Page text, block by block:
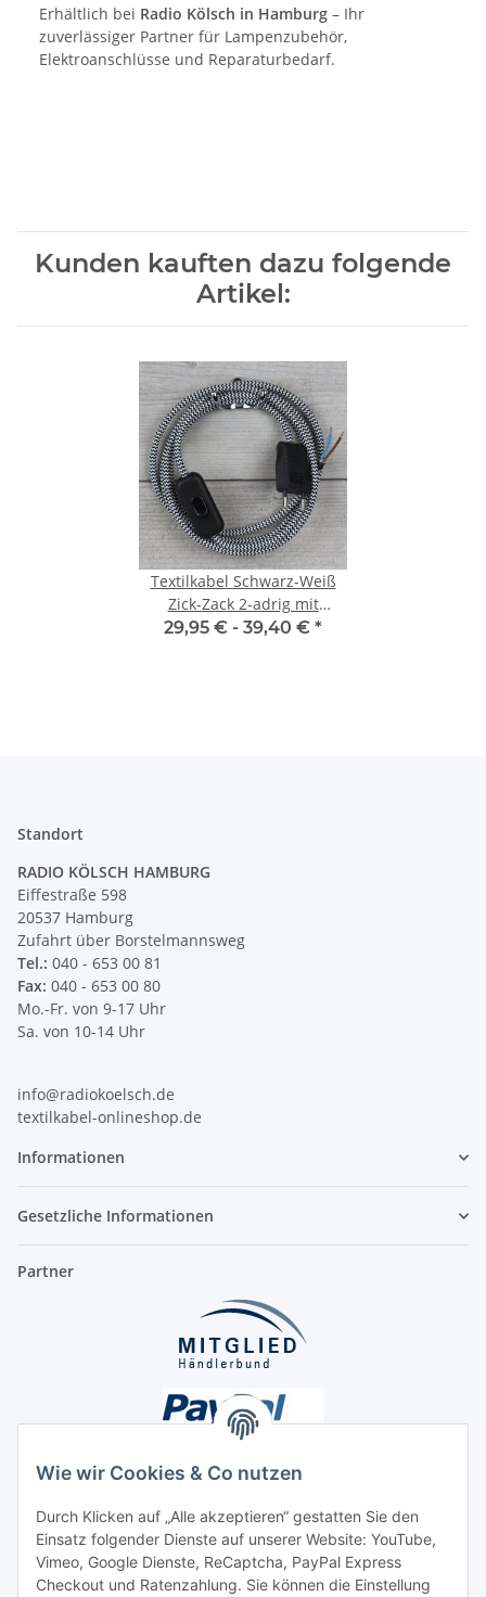
Wie wir Cookies & Co nutzen
Durch Klicken auf „Alle akzeptieren“ gestatten Sie den
Einsatz folgender Dienste auf unserer Website: YouTube,
Vimeo, Google Dienste, ReCaptcha, PayPal Express
Checkout und Ratenzahlung. Sie können die Einstellung
Erhältlich bei Radio Kölsch in Hamburg – Ihr
zuverlässiger Partner für Lampenzubehör,
Elektroanschlüsse und Reparaturbedarf.
Kunden kauften dazu folgende
Artikel:
Textilkabel Schwarz-Weiß
Zick-Zack 2-adrig mit
Schnurschalter und Euro-
29,95 € - 39,40 € *
Standort
RADIO KÖLSCH HAMBURG
Eiffestraße 598
20537 Hamburg
Zufahrt über Borstelmannsweg
Tel.: 040 - 653 00 81
Fax: 040 - 653 00 80
Mo.-Fr. von 9-17 Uhr
Sa. von 10-14 Uhr
info@radiokoelsch.de
textilkabel-onlineshop.de
Informationen
Gesetzliche Informationen
Partner
Unsere Seiten